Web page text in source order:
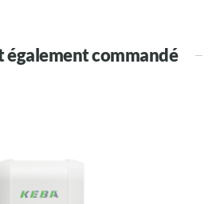
également commandé